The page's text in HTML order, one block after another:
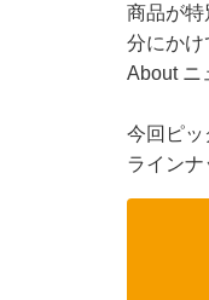
商品が
分にか
About ニ
今回ピッ
ライン